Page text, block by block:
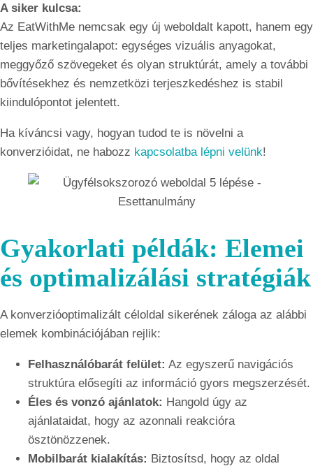
A siker kulcsa:
Az EatWithMe nemcsak egy új weboldalt kapott, hanem egy
teljes marketingalapot: egységes vizuális anyagokat,
meggyőző szövegeket és olyan struktúrát, amely a további
bővítésekhez és nemzetközi terjeszkedéshez is stabil
kiindulópontot jelentett.
Ha kíváncsi vagy, hogyan tudod te is növelni a
konverzióidat, ne habozz kapcsolatba lépni velünk!
Gyakorlati példák: Elemei
és optimalizálási stratégiák
A konverzióoptimalizált céloldal sikerének záloga az alábbi
elemek kombinációjában rejlik:
Felhasználóbarát felület: Az egyszerű navigációs
struktúra elősegíti az információ gyors megszerzését.
Éles és vonzó ajánlatok: Hangold úgy az
ajánlataidat, hogy az azonnali reakcióra
ösztönözzenek.
Mobilbarát kialakítás: Biztosítsd, hogy az oldal